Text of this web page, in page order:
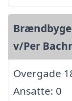
v/Per
Overgade
Ansatte: 0